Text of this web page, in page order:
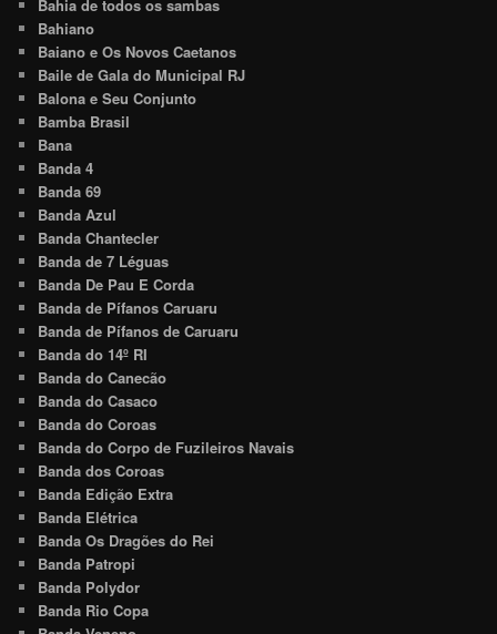
Bahia de todos os sambas
Bahiano
Baiano e Os Novos Caetanos
Baile de Gala do Municipal RJ
Balona e Seu Conjunto
Bamba Brasil
Bana
Banda 4
Banda 69
Banda Azul
Banda Chantecler
Banda de 7 Léguas
Banda De Pau E Corda
Banda de Pífanos Caruaru
Banda de Pífanos de Caruaru
Banda do 14º RI
Banda do Canecão
Banda do Casaco
Banda do Coroas
Banda do Corpo de Fuzileiros Navais
Banda dos Coroas
Banda Edição Extra
Banda Elétrica
Banda Os Dragões do Rei
Banda Patropi
Banda Polydor
Banda Rio Copa